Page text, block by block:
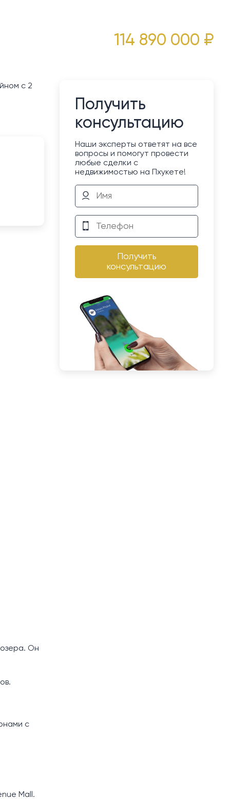
114 890 000 ₽
с 2
Он
с
Mall.
Получить
консультацию
Наши эксперты ответят на все
вопросы и помогут провести
любые сделки с
недвижимостью на Пхукете!
Получить
консультацию